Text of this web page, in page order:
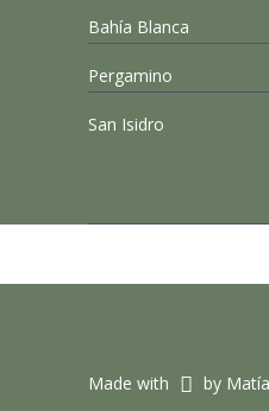
Bahía Blanca
Pergamino
San Isidro
Made with by